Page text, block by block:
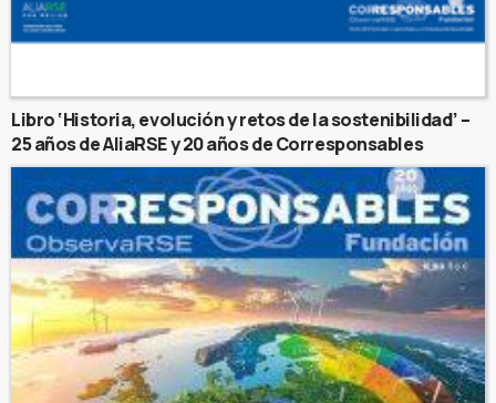
Libro ‘Historia, evolución y retos de la sostenibilidad’ –
25 años de AliaRSE y 20 años de Corresponsables